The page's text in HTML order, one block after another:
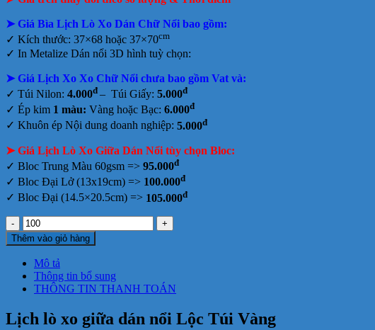
tại
tphcm
➤ Giá Bìa Lịch Lò Xo Dán Chữ Nổi bao gồm:
✓ Kích thước: 37×68 hoặc 37×70cm
✓ In Metalize Dán nổi 3D hình tuỳ chọn:
➤ Giá Lịch Xo Xo Chữ Nổi chưa bao gồm Vat và:
✓ Túi Nilon: 4.000đ – Túi Giấy: 5.000đ
✓ Ép kim 1 màu: Vàng hoặc Bạc: 6.000đ
✓ Khuôn ép Nội dung doanh nghiệp: 5.000đ
➤ Giá Lịch Lò Xo Giữa Dán Nổi tùy chọn Bloc:
✓ Bloc Trung Màu 60gsm => 95.000đ
✓ Bloc Đại Lở (13x19cm) => 100.000đ
✓ Bloc Đại (14.5×20.5cm) => 105.000đ
Lịch
lò
xo
giữa
dán
nổi
Lộc
Túi
Vàng
Thêm vào giỏ hàng
Mô tả
Thông tin bổ sung
THÔNG TIN THANH TOÁN
Lịch lò xo giữa dán nổi Lộc Túi Vàng